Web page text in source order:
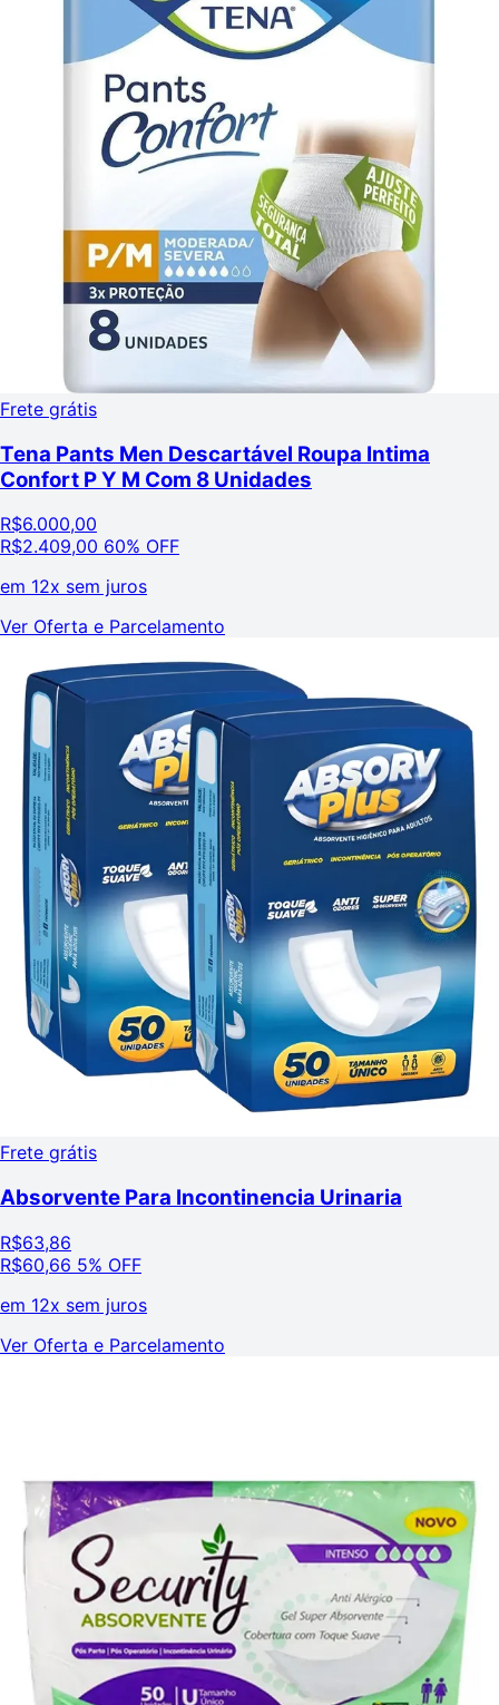
Frete grátis
Tena Pants Men Descartável Roupa Intima
Confort P Y M Com 8 Unidades
R$6.000,00
R$2.409,00 60% OFF
em 12x sem juros
Ver Oferta e Parcelamento
Frete grátis
Absorvente Para Incontinencia Urinaria
R$63,86
R$60,66 5% OFF
em 12x sem juros
Ver Oferta e Parcelamento